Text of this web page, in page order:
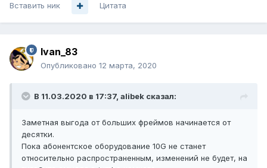
Вставить ник Цитата
Ivan_83
Опубликовано 12 марта, 2020
В 11.03.2020 в 17:37, alibek сказал:
Заметная выгода от больших фреймов начинается от
десятки.
Пока абонентское оборудование 10G не станет
относительно распространенным, изменений не будет, на